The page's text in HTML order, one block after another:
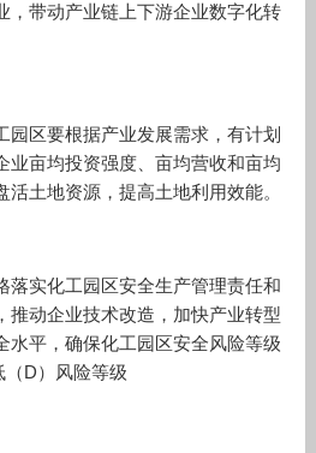
，带动产业链上下游企业数字化转
园区要根据产业发展需求，有计划
业亩均投资强度、亩均营收和亩均
土地资源，提高土地利用效能。
落实化工园区安全生产管理责任和
推动企业技术改造，加快产业转型
水平，确保化工园区安全风险等级
D）风险等级